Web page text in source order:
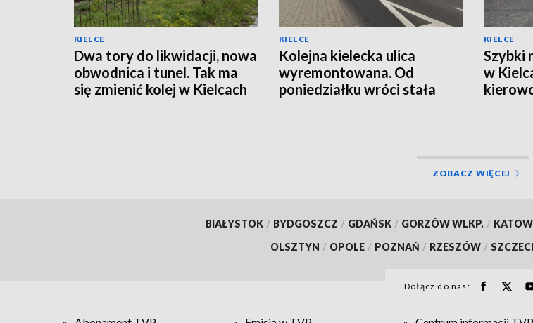
KIELCE
Dwa tory do likwidacji, nowa
obwodnica i tunel. Tak ma
się zmienić kolej w Kielcach
KIELCE
Kolejna kielecka ulica
wyremontowana. Od
poniedziałku wróci stała
KIELCE
Szybki
w
ZOBACZ WIĘCEJ
BIAŁYSTOK / BYDGOSZCZ / GDAŃSK / GORZÓW WLKP. /
OLSZTYN / OPOLE / POZNAŃ / RZESZÓW /
Dołącz do nas: